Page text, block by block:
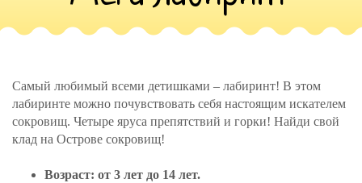
Самый любимый всеми детишками – лабиринт! В этом
лабиринте можно почувствовать себя настоящим искателем
сокровищ. Четыре яруса препятствий и горки! Найди свой
клад на Острове сокровищ!
Возраст: от 3 лет до 14 лет.